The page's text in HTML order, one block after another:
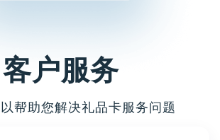
客户服务
帮助您解决礼品卡服务问题